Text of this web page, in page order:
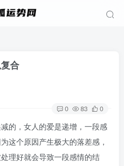
合
0 83 0
的，女人的爱是递增，一段感
这个原因产生极大的落差感，
理好就会导致一段感情的结